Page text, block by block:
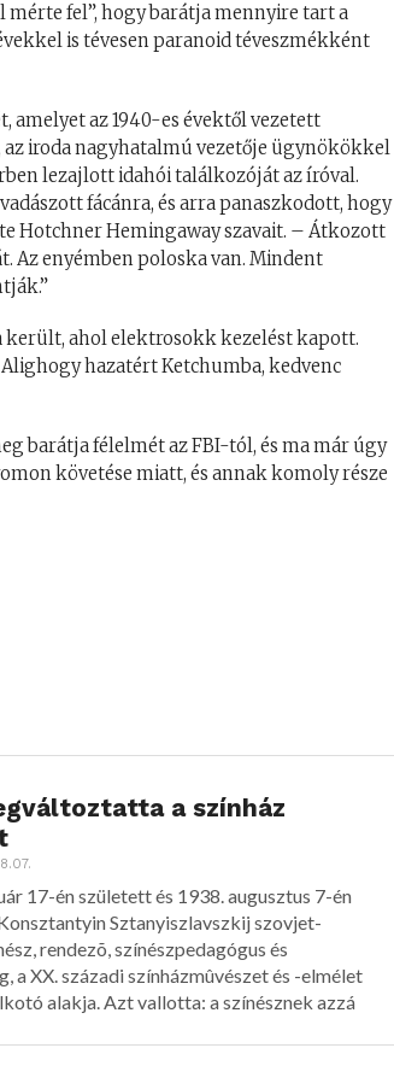
fel”, hogy barátja mennyire tart a
is tévesen paranoid téveszmékként
amelyet az 1940-es évektől vezetett
az iroda nagyhatalmú vezetője ügynökökkel
lezajlott idahói találkozóját az íróval.
fácánra, és arra panaszkodott, hogy
Hotchner Hemingaway szavait. – Átkozott
Az enyémben poloska van. Mindent
került, ahol elektrosokk kezelést kapott.
hazatért Ketchumba, kedvenc
barátja félelmét az FBI-tól, és ma már úgy
követése miatt, és annak komoly része
a színház
17-én született és 1938. augusztus 7-én
Sztanyiszlavszkij szovjet-
rendezõ, színészpedagógus és
a XX. századi színházmûvészet és -elmélet
alakja. Azt vallotta: a színésznek azzá